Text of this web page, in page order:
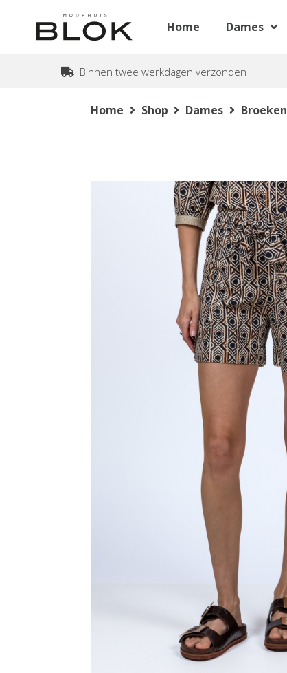
Home Dames
Binnen twee werkdagen verzonden
Home Shop Dames Broeken